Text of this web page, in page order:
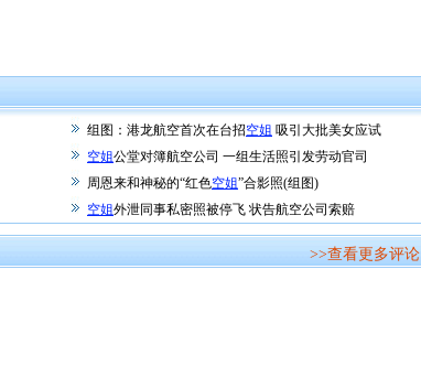
组图：港龙航空首次在台招空姐 吸引大批美女应试
空姐公堂对簿航空公司 一组生活照引发劳动官司
周恩来和神秘的“红色空姐”合影照(组图)
空姐外泄同事私密照被停飞 状告航空公司索赔
>>查看更多评论